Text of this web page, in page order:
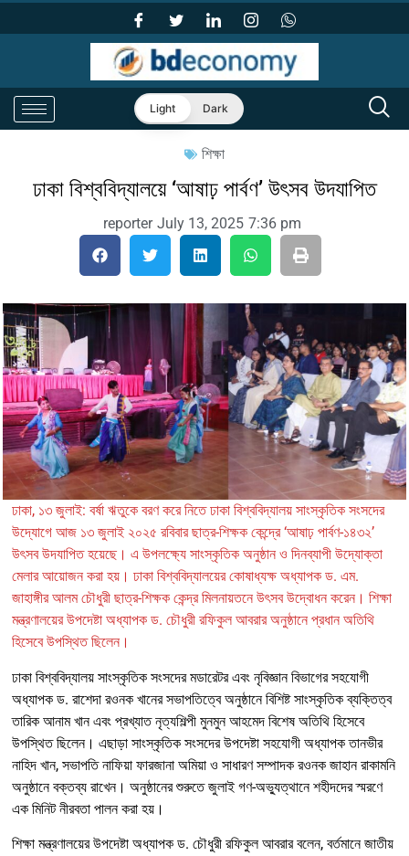
Light Dark
শিক্ষা
ঢাকা বিশ্ববিদ্যালয়ে ‘আষাঢ় পার্বণ’ উৎসব উদযাপিত
reporter July 13, 2025 7:36 pm
ঢাকা, ১৩ জুলাই: বর্ষা ঋতুকে বরণ করে নিতে ঢাকা বিশ্ববিদ্যালয় সাংস্কৃতিক সংসদের
উদ্যোগে আজ ১৩ জুলাই ২০২৫ রবিবার ছাত্র-শিক্ষক কেন্দ্রে ‘আষাঢ় পার্বণ-১৪৩২’
উৎসব উদযাপিত হয়েছে। এ উপলক্ষ্যে সাংস্কৃতিক অনুষ্ঠান ও দিনব্যাপী উদ্যোক্তা
মেলার আয়োজন করা হয়। ঢাকা বিশ্ববিদ্যালয়ের কোষাধ্যক্ষ অধ্যাপক ড. এম.
জাহাঙ্গীর আলম চৌধুরী ছাত্র-শিক্ষক কেন্দ্র মিলনায়তনে উৎসব উদ্বোধন করেন। শিক্ষা
মন্ত্রণালয়ের উপদেষ্টা অধ্যাপক ড. চৌধুরী রফিকুল আবরার অনুষ্ঠানে প্রধান অতিথি
হিসেবে উপস্থিত ছিলেন।
ঢাকা বিশ্ববিদ্যালয় সাংস্কৃতিক সংসদের মডারেটর এবং নৃবিজ্ঞান বিভাগের সহযোগী
অধ্যাপক ড. রাশেদা রওনক খানের সভাপতিত্বে অনুষ্ঠানে বিশিষ্ট সাংস্কৃতিক ব্যক্তিত্ব
তারিক আনাম খান এবং প্রখ্যাত নৃত্যশিল্পী মুনমুন আহমেদ বিশেষ অতিথি হিসেবে
উপস্থিত ছিলেন। এছাড়া সাংস্কৃতিক সংসদের উপদেষ্টা সহযোগী অধ্যাপক তানভীর
নাহিদ খান, সভাপতি নাফিয়া ফারজানা অমিয়া ও সাধারণ সম্পাদক রওনক জাহান রাকামনি
অনুষ্ঠানে বক্তব্য রাখেন। অনুষ্ঠানের শুরুতে জুলাই গণ-অভ্যুত্থানে শহীদদের স্মরণে
এক মিনিট নীরবতা পালন করা হয়।
শিক্ষা মন্ত্রণালয়ের উপদেষ্টা অধ্যাপক ড. চৌধুরী রফিকুল আবরার বলেন, বর্তমানে জাতীয়